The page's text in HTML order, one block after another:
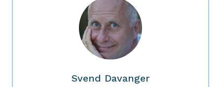
Svend Davanger